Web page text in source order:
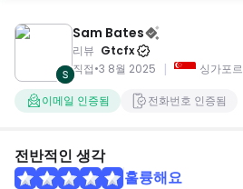
Sam Bates
리뷰 Gtcfx
직접•3 8월 2025 | 싱가포르
이메일 인증됨 전화번호 인증됨
전반적인 생각
훌륭해요